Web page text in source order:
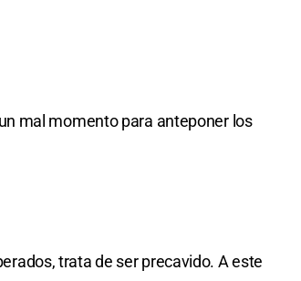
mal momento para anteponer los
trata de ser precavido. A este